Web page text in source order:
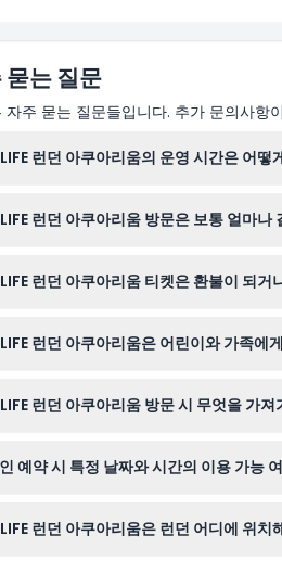
묻는 질문
자주 묻는 질문들입니다. 추가 문의사
런던 아쿠아리움의 운영 시간은 어떻
사이트에서 최신 운영 시간을 확인하세
런던 아쿠아리움 방문은 보통 얼마나
런던 아쿠아리움 티켓은 환불이 되거
런던 아쿠아리움은 어린이와 가족에
런던 아쿠아리움 방문 시 무엇을 가
예약 시 특정 날짜와 시간의 이용 가능
런던 아쿠아리움은 런던 어디에 위치